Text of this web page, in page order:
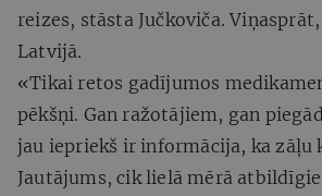
reizes, stāsta Jučkoviča.
Latvijā.
«Tikai retos gadījumos
pēkšņi. Gan ražotājiem, gan
jau iepriekš ir informācija, ka zāļu
Jautājums, cik lielā mērā